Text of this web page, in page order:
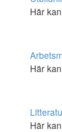
Här
Här
Här